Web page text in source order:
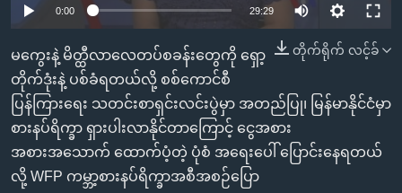
စာမျက်နှာ
ကျော်
ကြည့်
ရန်
ရှာဖွေ
ရန်
နေရာ
ဘာသာစကားများ
0:00 29:29
တိုက်ရိုက် လင့်ခ်
မကွေးနဲ့ မိတ္ထီလာလေတပ်စခန်းတွေကို ရှော့
တိုက်ဒုံးနဲ့ ပစ်ခံရတယ်လို့ စစ်ကောင်စီ
ပြန်ကြားရေး သတင်းစာရှင်းလင်းပွဲမှာ အတည်ပြု၊ မြန်မာနိုင်ငံမှာ
စားနပ်ရိက္ခာ ရှားပါးလာနိုင်တာကြောင့် ငွေအစား
အစားအသောက် ထောက်ပံ့တဲ့ ပုံစံ အရေးပေါ် ပြောင်းနေရတယ်
လို့ WFP ကမ္ဘာ့စားနပ်ရိက္ခာအစီအစဉ်ပြော